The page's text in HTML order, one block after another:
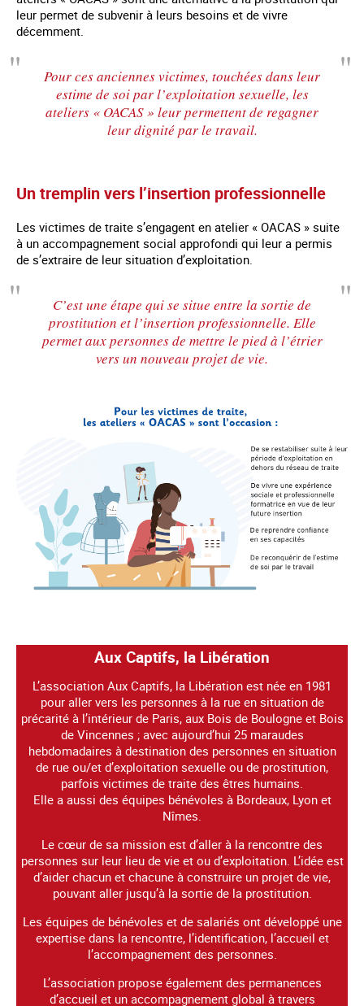
leur permet de subvenir à leurs besoins et de vivre
décemment.
Pour ces anciennes victimes, touchées dans leur
estime de soi par l’exploitation sexuelle, les
ateliers « OACAS » leur permettent de regagner
leur dignité par le travail.
Un tremplin vers l’insertion professionnelle
Les victimes de traite s’engagent en atelier « OACAS » suite
à un accompagnement social approfondi qui leur a permis
de s’extraire de leur situation d’exploitation.
C’est une étape qui se situe entre la sortie de
prostitution et l’insertion professionnelle. Elle
permet aux personnes de mettre le pied à l’étrier
vers un nouveau projet de vie.
Aux Captifs, la Libération
L’association Aux Captifs, la Libération est née en 1981
pour aller vers les personnes à la rue en situation de
précarité à l’intérieur de Paris, aux Bois de Boulogne et Bois
de Vincennes ; avec aujourd’hui 25 maraudes
hebdomadaires à destination des personnes en situation
de rue ou/et d’exploitation sexuelle ou de prostitution,
parfois victimes de traite des êtres humains.
Elle a aussi des équipes bénévoles à Bordeaux, Lyon et
Nîmes.
Le cœur de sa mission est d’aller à la rencontre des
personnes sur leur lieu de vie et ou d’exploitation. L’idée est
d’aider chacun et chacune à construire un projet de vie,
pouvant aller jusqu’à la sortie de la prostitution.
Les équipes de bénévoles et de salariés ont développé une
expertise dans la rencontre, l’identification, l’accueil et
l’accompagnement des personnes.
L’association propose également des permanences
d’accueil et un accompagnement global à travers